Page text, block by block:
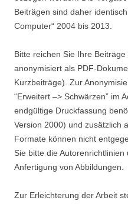
Beiträgen sind daher
Computer“ 2004 bis 2013.
Bitte reichen Sie Ihre
anonymisiert als PDF-
Kurzbeiträge). Zur
“Erweitert –> Schwärzen” im
endgültige Druckfassung
Version 2000) und zusätzlich
Formate können nicht
Sie bitte die
Anfertigung von Abbildungen.
Zur Erleichterung der Arbeit